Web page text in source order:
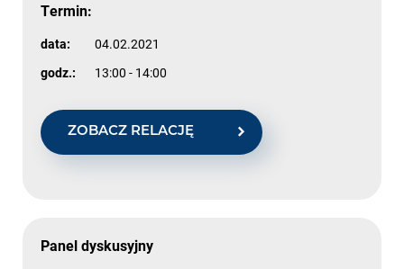
Termin:
data:
04.02.2021
godz.:
13:00 - 14:00
ZOBACZ RELACJĘ
Panel dyskusyjny